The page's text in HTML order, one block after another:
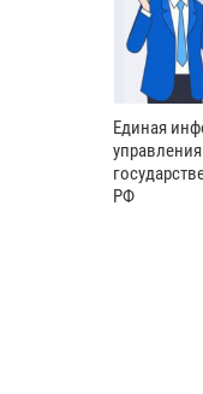
Единая
РФ